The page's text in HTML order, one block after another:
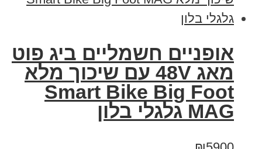
אופניים חשמליים ביג פוט
מאג 48V עם שיכוך מלא
Smart Bike Big Foot
MAG גלגלי בלון